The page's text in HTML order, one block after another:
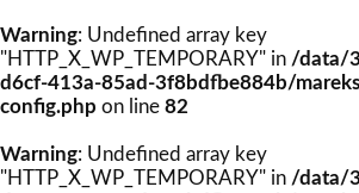
Warning: Undefined array key
"HTTP_X_WP_TEMPORARY" in /data/
d6cf-413a-85ad-3f8bdfbe884b/
config.php on line 82
Warning: Undefined array key
"HTTP_X_WP_TEMPORARY" in /data/